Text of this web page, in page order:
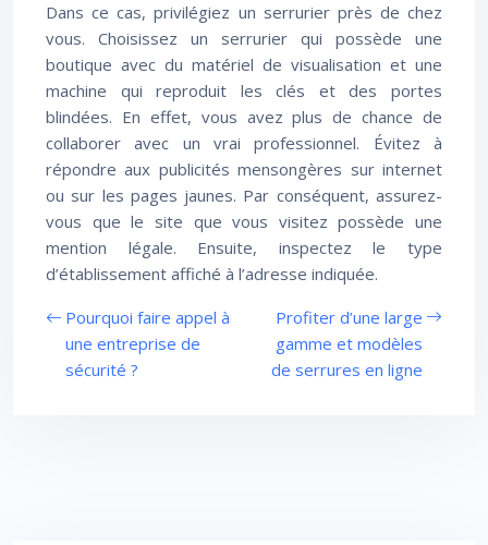
Dans ce cas, privilégiez un serrurier près de chez
vous. Choisissez un serrurier qui possède une
boutique avec du matériel de visualisation et une
machine qui reproduit les clés et des portes
blindées. En effet, vous avez plus de chance de
collaborer avec un vrai professionnel. Évitez à
répondre aux publicités mensongères sur internet
ou sur les pages jaunes. Par conséquent, assurez-
vous que le site que vous visitez possède une
mention légale. Ensuite, inspectez le type
d’établissement affiché à l’adresse indiquée.
Pourquoi faire appel à
une entreprise de
sécurité ?
Profiter d’une large
gamme et modèles
de serrures en ligne